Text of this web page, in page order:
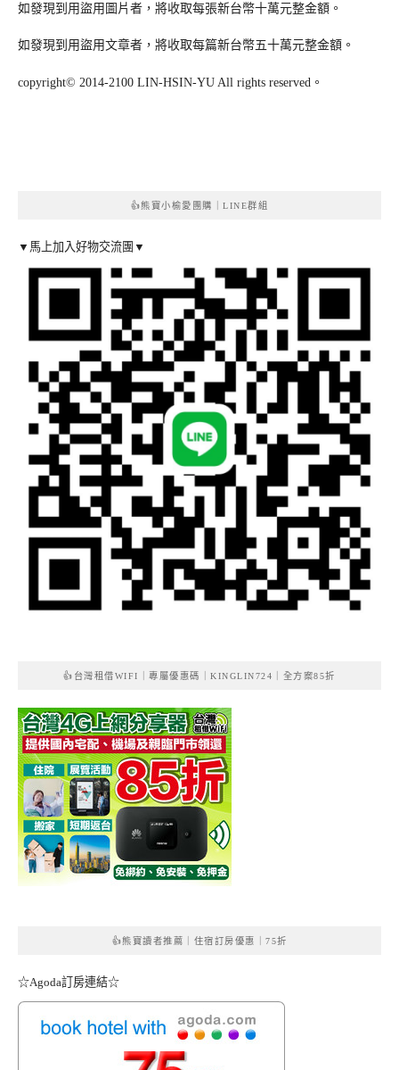
如發現到用盜用圖片者，將收取每張新台幣十萬元整金額。
如發現到用盜用文章者，將收取每篇新台幣五十萬元整金額。
copyright© 2014-2100 LIN-HSIN-YU All rights reserved。
👍熊寶小榆愛團購｜LINE群組
▼馬上加入好物交流團▼
👍台灣租借WIFI｜專屬優惠碼｜KINGLIN724｜全方案85折
👍熊寶讀者推薦｜住宿訂房優惠｜75折
☆Agoda訂房連結☆